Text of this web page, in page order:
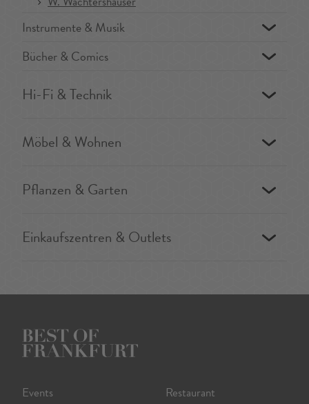
Instrumente & Musik
Bücher & Comics
Hi-Fi & Technik
Möbel & Wohnen
Pflanzen & Garten
Einkaufszentren & Outlets
Events
Restaurant